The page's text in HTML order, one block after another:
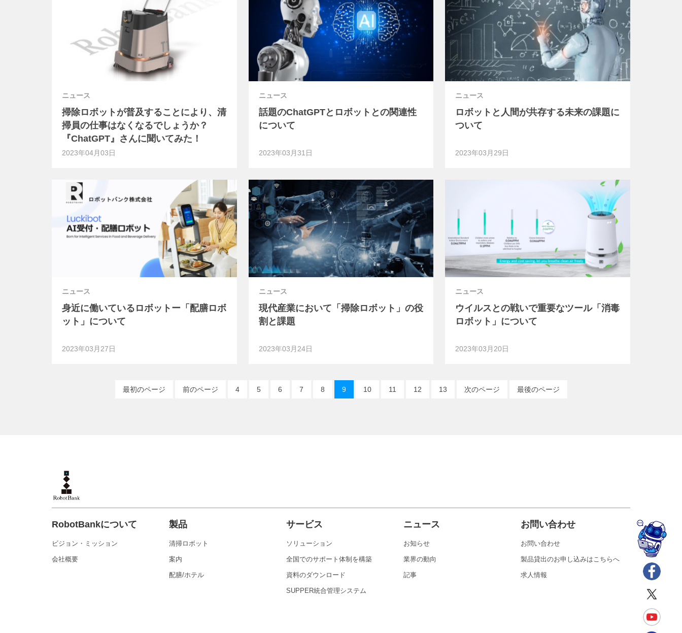
ニュース
掃除ロボットが普及することにより、清
掃員の仕事はなくなるでしょうか？
『ChatGPT』さんに聞いてみた！
2023年04月03日
ニュース
話題のChatGPTとロボットとの関連性
について
2023年03月31日
ニュース
ロボットと人間が共存する未来の課題に
ついて
2023年03月29日
ニュース
身近に働いているロボットー「配膳ロボ
ット」について
2023年03月27日
ニュース
現代産業において「掃除ロボット」の役
割と課題
2023年03月24日
ニュース
ウイルスとの戦いで重要なツール「消毒
ロボット」について
2023年03月20日
最初のページ 前のページ 4 5 6 7 8 9 10 11 12 13 次のページ 最後のページ
RobotBankについて
ビジョン・ミッション
会社概要
製品
清掃ロボット
案内
配膳/ホテル
サービス
ソリューション
全国でのサポート体制を構築
資料のダウンロード
SUPPER統合管理システム
ニュース
お知らせ
業界の動向
記事
お問い合わせ
お問い合わせ
製品貸出のお申し込みはこちらへ
求人情報